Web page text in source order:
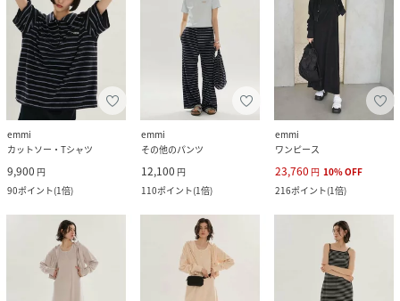
emmi
カットソー・Tシャツ
9,900 円
90ポイント(1倍)
emmi
その他のパンツ
12,100 円
110ポイント(1倍)
emmi
ワンピース
23,760 円 10%OFF
216ポイント(1倍)